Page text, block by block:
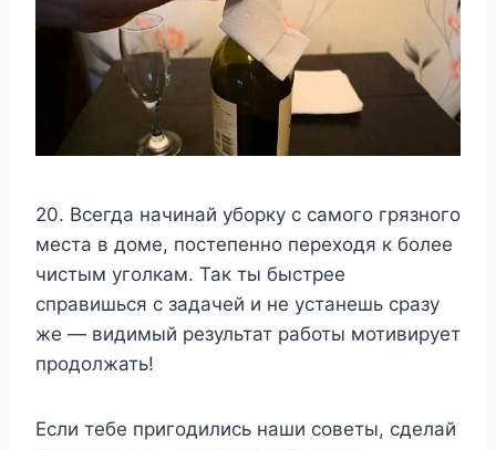
20. Всегда начинай уборку с самого грязного
места в доме, постепенно переходя к более
чистым уголкам. Так ты быстрее
справишься с задачей и не устанешь сразу
же — видимый результат работы мотивирует
продолжать!
Если тебе пригодились наши советы, сделай